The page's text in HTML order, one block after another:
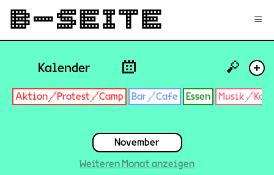
≡
Kalender +
🔎
Aktion/Protest/Camp Bar/Cafe Essen Musik/
November
Weiteren Monat anzeigen